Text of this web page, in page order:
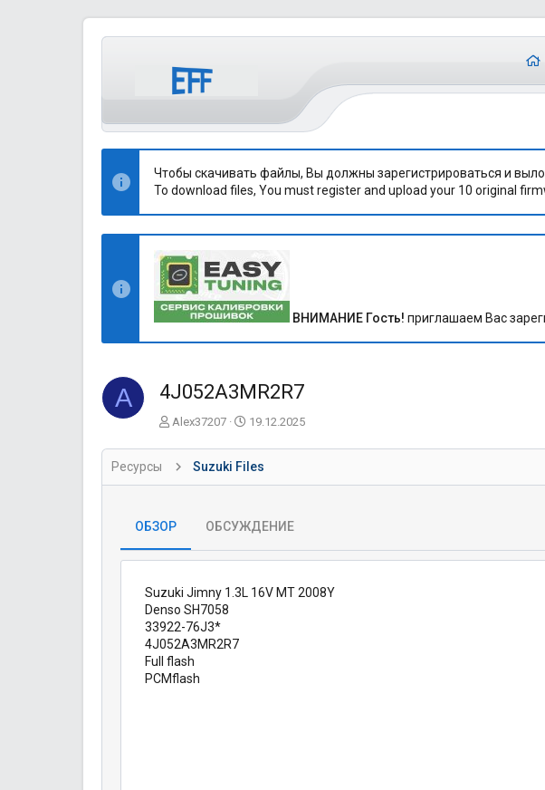
Чтобы скачивать файлы, Вы должны зарегистрироваться и
To download files, You must register and upload your 10 original
ВНИМАНИЕ Гость! приглашаем Вас
A 4J052A3MR2R7
А
т
о
р
Alex37207
Д
т
а
с
з
д
а
я
19.12.2025
Ресурсы Suzuki Files
ОБЗОР ОБСУЖДЕНИЕ
Suzuki Jimny 1.3L 16V MT 2008Y
Denso SH7058
33922-76J3*
4J052A3MR2R7
Full flash
PCMflash